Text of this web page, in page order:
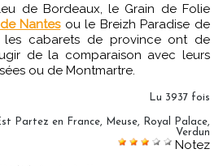
de Bordeaux, le Grain de Folie
Nantesou le Breizh Paradise de
les cabarets de province ont de
de la comparaison avec leurs
ou de Montmartre.
Lu 3937 fois
Partez en France Meuse Royal Palace
Verdun
Notez